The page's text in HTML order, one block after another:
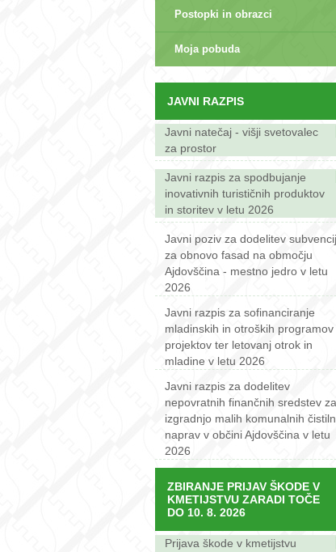
Postopki in obrazci
Moja pobuda
JAVNI RAZPIS
Javni natečaj - višji svetovalec
za prostor
Javni razpis za spodbujanje
inovativnih turističnih produktov
in storitev v letu 2026
Javni poziv za dodelitev subvencij
za obnovo fasad na območju
Ajdovščina - mestno jedro v letu
2026
Javni razpis za sofinanciranje
mladinskih in otroških programov
projektov ter letovanj otrok in
mladine v letu 2026
Javni razpis za dodelitev
nepovratnih finančnih sredstev za
izgradnjo malih komunalnih
naprav v občini Ajdovščina v letu
2026
ZBIRANJE PRIJAV ŠKODE V
KMETIJSTVU ZARADI TOČE
DO 10. 8. 2026
Prijava škode v kmetijstvu